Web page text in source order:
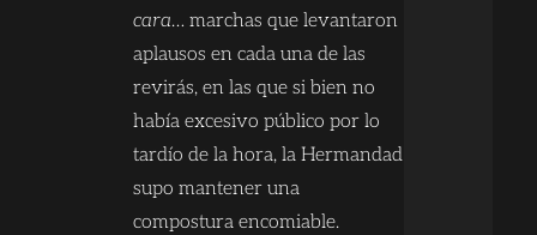
cara… marchas que levantaron
aplausos en cada una de las
revirás, en las que si bien no
había excesivo público por lo
tardío de la hora, la Hermandad
supo mantener una
compostura encomiable.